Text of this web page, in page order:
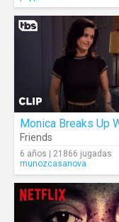
Friends
6 años | 21866 jugadas
munozcasanova